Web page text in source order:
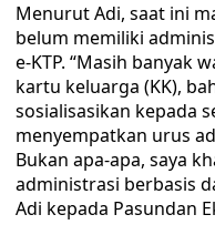
Menurut Adi, saat ini
belum memiliki
e-KTP. “Masih banyak
kartu keluarga (KK),
sosialisasikan kepada
menyempatkan urus
Bukan apa-apa, saya
administrasi berbasis
Adi kepada Pasundan